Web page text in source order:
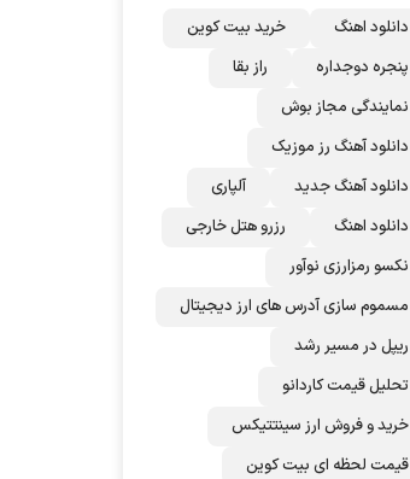
دانلود اهنگ
خرید بیت کوین
پنجره دوجداره
راز بقا
نمایندگی مجاز بوش
دانلود آهنگ رز‌ موزیک
دانلود آهنگ جدید
آلپاری
دانلود اهنگ
رزرو هتل خارجی
نکسو رمزارزی نوآور
مسموم سازی آدرس های ارز دیجیتال
ریپل در مسیر رشد
تحلیل قیمت کاردانو
خرید و فروش ارز سینتتیکس
قیمت لحظه ای بیت کوین